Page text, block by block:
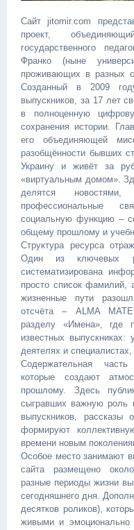
Сайт jitomir.com
проект,
государственного
Франко (ныне
проживающих в разных
Созданный в 2009
выпускников, за 17 лет
в полноценную
сохранения истории.
его объединяющей
разобщённости бывших
Украину и живёт за
«виртуальным домом».
делятся
профессиональные
социальную функцию –
общему прошлому и
Структура ресурса
Один из ключевых
систематизирована
просто список фамилий,
жизненные пути
отсчёта – ALMA
разделу «Имена», где
известных выпускниках:
деятелях и
Содержательная
которые создают
прошлому. Здесь
сыгравших важную роль
выпускников, рассказы
формируют
времени новым
Особое место занимают
сайта размещено
разные периоды жизни
сегодняшнего дня.
десятков роликов),
живыми и эмоционально